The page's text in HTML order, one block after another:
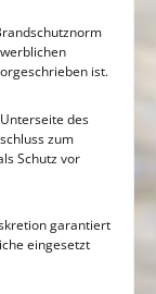
ist.
des
zum
Schutz vor
garantiert
eingesetzt